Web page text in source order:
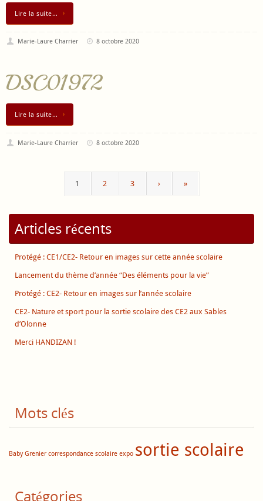
Lire la suite…
Marie-Laure Charrier 8 octobre 2020
DSC01972
Lire la suite…
Marie-Laure Charrier 8 octobre 2020
1 2 3 › »
Articles récents
Protégé : CE1/CE2- Retour en images sur cette année scolaire
Lancement du thème d’année “Des éléments pour la vie”
Protégé : CE2- Retour en images sur l’année scolaire
CE2- Nature et sport pour la sortie scolaire des CE2 aux Sables
d’Olonne
Merci HANDIZAN !
Mots clés
Baby Grenier correspondance scolaire expo sortie scolaire
Catégories